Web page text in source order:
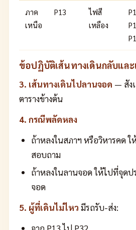
ภาค
เหนือ
P13
ไฟสี
เหลือง
ข้อปฏิบัติเส้นทางเดินกลับและ
3. เส้นทางเดินไปลานจอด — สัง
ตารางข้างต้น
4. กรณีพลัดหลง
ถ้าหลงในสภาฯ หรือวิหารคด
สอบถาม
ถ้าหลงในลานจอด ให้ไปที่จุด
จอด
5. ผู้ที่เดินไม่ไหว มีรถรับ-ส่ง:
จาก P13 ไป P32